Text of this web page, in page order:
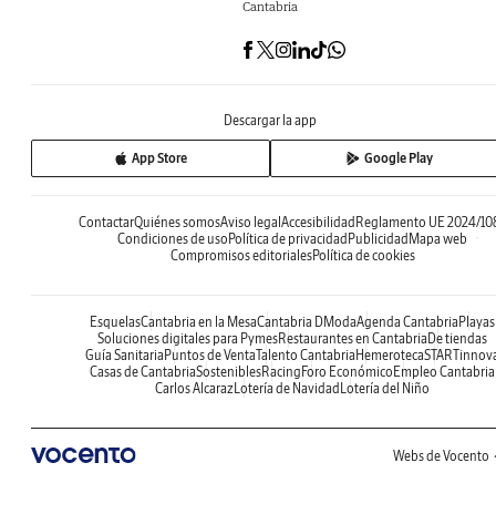
Cantabria
Descargar la app
App Store Google Play
ContactarQuiénes somosAviso legalAccesibilidadReglamento UE 2024/
Condiciones de usoPolítica de privacidadPublicidadMapa web
Compromisos editorialesPolítica de cookies
EsquelasCantabria en la MesaCantabria DModaAgenda CantabriaPlayas
Soluciones digitales para PymesRestaurantes en CantabriaDe tiendas
Guía SanitariaPuntos de VentaTalento CantabriaHemeroteca
Casas de CantabriaSosteniblesRacingForo EconómicoEmpleo Cantabria
Carlos AlcarazLotería de NavidadLotería del Niño
Webs de Vocento